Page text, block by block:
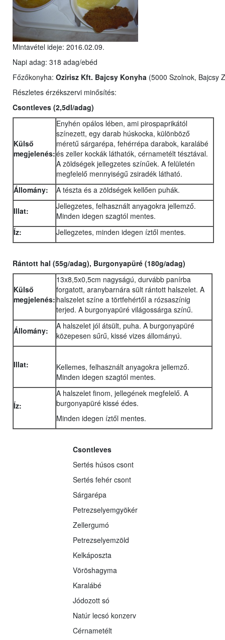
Mintavétel ideje: 2016.02.09.
Napi adag: 318 adag/ebéd
Főzőkonyha: Ozirisz Kft. Bajcsy Konyha (5000 Szolnok, Bajcsy
Részletes érzékszervi minősítés:
Csontleves (2,5dl/adag)
Külső
megjelenés:
Enyhén opálos lében, ami pirospaprikától
színezett, egy darab húskocka, különböző
méretű sárgarépa, fehérrépa darabok, karalábé
és zeller kockák láthatók, cérnametélt tésztával.
A zöldségek jellegzetes színűek. A felületén
megfelelő mennyiségű zsiradék látható.
Állomány:
A tészta és a zöldségek kellően puhák.
Illat:
Jellegzetes, felhasznált anyagokra jellemző.
Minden idegen szagtól mentes.
Íz:
Jellegzetes, minden idegen íztől mentes.
Rántott hal (55g/adag), Burgonyapüré (180g/adag)
Külső
megjelenés:
13x8,5x0,5cm nagyságú, durvább panírba
forgatott, aranybarnára sült rántott halszelet. A
halszelet színe a törtfehértől a rózsaszínig
terjed. A burgonyapüré világossárga színű.
Állomány:
A halszelet jól átsült, puha. A burgonyapüré
közepesen sűrű, kissé vizes állományú.
Illat:
Kellemes, felhasznált anyagokra jellemző.
Minden idegen szagtól mentes.
Íz:
A halszelet finom, jellegének megfelelő. A
burgonyapüré kissé édes.
Minden idegen íztől mentes.
Csontleves
Sertés húsos csont
Sertés fehér csont
Sárgarépa
Petrezselyemgyökér
Zellergumó
Petrezselyemzöld
Kelkáposzta
Vöröshagyma
Karalábé
Jódozott só
Natúr lecsó konzerv
Cérnametélt